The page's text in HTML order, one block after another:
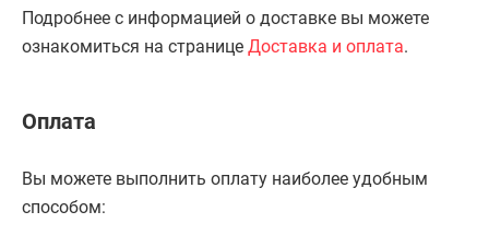
Подробнее с информацией о доставке вы можете
ознакомиться на странице Доставка и оплата.
Оплата
Вы можете выполнить оплату наиболее удобным
способом: